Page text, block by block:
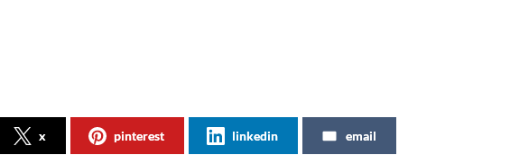
x pinterest linkedin email